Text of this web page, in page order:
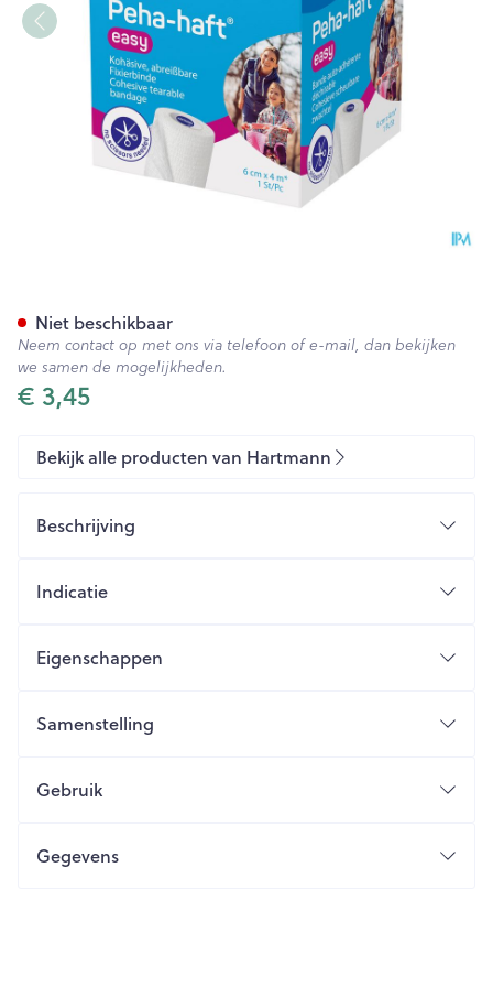
€ 3,45
Niet beschikbaar
Neem contact op met ons via telefoon of e-mail, dan bekijken
we samen de mogelijkheden.
Bekijk alle producten van Hartmann
Beschrijving
Indicatie
Eigenschappen
Samenstelling
Gebruik
Gegevens